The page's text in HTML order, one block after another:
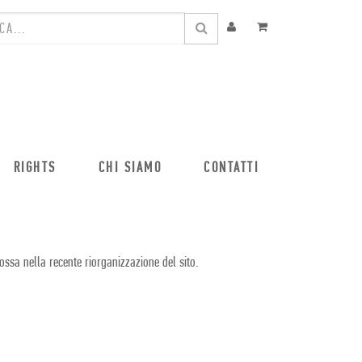
RIGHTS CHI SIAMO CONTATTI
nella recente riorganizzazione del sito.